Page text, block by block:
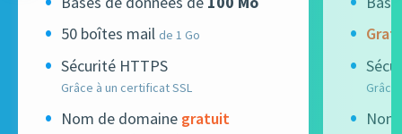
50 boîtes mail de 1 Go
Sécurité HTTPS
Grâce à un certificat SSL
Nom de domaine gratuit